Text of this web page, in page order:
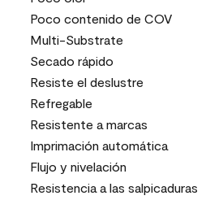
Poco contenido de COV
Multi-Substrate
Secado rápido
Resiste el deslustre
Refregable
Resistente a marcas
Imprimación automática
Flujo y nivelación
Resistencia a las salpicaduras